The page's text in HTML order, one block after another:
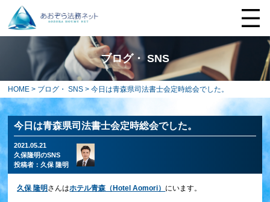
ブログ・ SNS
HOME > ブログ・ SNS > 今日は青森県司法書士会定時総会でした。
今日は青森県司法書士会定時総会でした。
2021.05.21
久保隆明のSNS
投稿者：久保 隆明
久保 隆明 さんはホテル青森（Hotel Aomori） にいます。